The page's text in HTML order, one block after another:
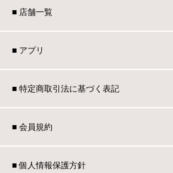
■ 店舗一覧
■ アプリ
■ 特定商取引法に基づく表記
■ 会員規約
■ 個人情報保護方針